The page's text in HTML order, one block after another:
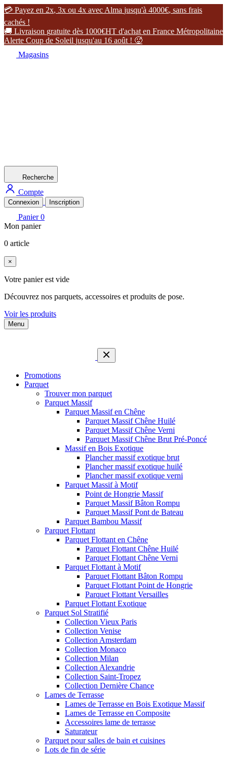
 Payez en 2x, 3x ou 4x avec Alma jusqu'à 4000€, sans frais
cachés !
 Livraison gratuite dès 1000€HT d'achat en France Métropolitaine
Alerte Coup de Soleil jusqu'au 16 août ! 
Magasins
Recherche
Compte
Connexion Inscription
Panier 0
Mon panier
0 article
×
Votre panier est vide
Découvrez nos parquets, accessoires et produits de pose.
Voir les produits
Menu
Promotions
Parquet
Trouver mon parquet
Parquet Massif
Parquet Massif en Chêne
Parquet Massif Chêne Huilé
Parquet Massif Chêne Verni
Parquet Massif Chêne Brut Pré-Poncé
Massif en Bois Exotique
Plancher massif exotique brut
Plancher massif exotique huilé
Plancher massif exotique verni
Parquet Massif à Motif
Point de Hongrie Massif
Parquet Massif Bâton Rompu
Parquet Massif Pont de Bateau
Parquet Bambou Massif
Parquet Flottant
Parquet Flottant en Chêne
Parquet Flottant Chêne Huilé
Parquet Flottant Chêne Verni
Parquet Flottant à Motif
Parquet Flottant Bâton Rompu
Parquet Flottant Point de Hongrie
Parquet Flottant Versailles
Parquet Flottant Exotique
Parquet Sol Stratifié
Collection Vieux Paris
Collection Venise
Collection Amsterdam
Collection Monaco
Collection Milan
Collection Alexandrie
Collection Saint-Tropez
Collection Dernière Chance
Lames de Terrasse
Lames de Terrasse en Bois Exotique Massif
Lames de Terrasse en Composite
Accessoires lame de terrasse
Saturateur
Parquet pour salles de bain et cuisines
Lots de fin de série